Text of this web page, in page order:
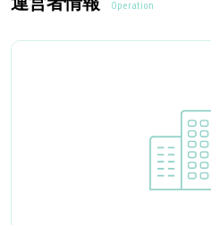
Operation